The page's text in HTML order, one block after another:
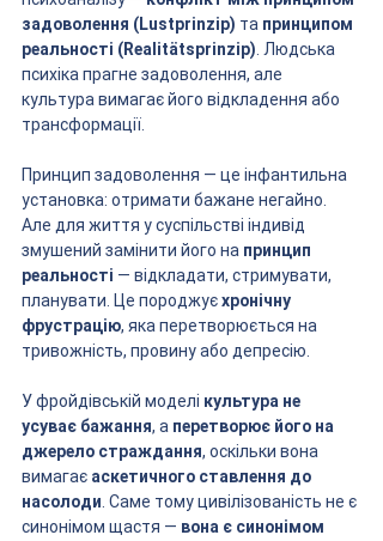
задоволення (Lustprinzip) та принципом
реальності (Realitätsprinzip) . Людська
психіка прагне задоволення, але
культура вимагає його відкладення або
трансформації.
Принцип задоволення — це інфантильна
установка: отримати бажане негайно.
Але для життя у суспільстві індивід
змушений замінити його на принцип
реальності — відкладати, стримувати,
планувати. Це породжує хронічну
фрустрацію, яка перетворюється на
тривожність, провину або депресію.
У фройдівській моделі культура не
усуває бажання, а перетворює його на
джерело страждання, оскільки вона
вимагає аскетичного ставлення до
насолоди . Саме тому цивілізованість не є
синонімом щастя — вона є синонімом